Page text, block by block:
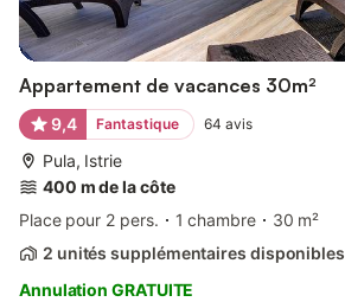
Appartement de vacances 30m²
9,4 Fantastique 64 avis
Pula, Istrie
400 m de la côte
Place pour 2 pers.
1 chambre
30 m²
2 unités supplémentaires disponibles
Annulation GRATUITE